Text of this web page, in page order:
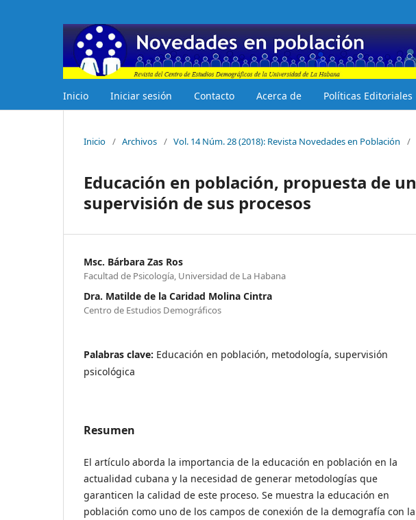
Inicio Iniciar sesión Contacto Acerca de Políticas Editoriales
Inicio / Archivos / Vol. 14 Núm. 28 (2018): Revista Novedades en Población /
Educación en población, propuesta de
supervisión de sus procesos
Msc. Bárbara Zas Ros
Facultad de Psicología, Universidad de La Habana
Dra. Matilde de la Caridad Molina Cintra
Centro de Estudios Demográficos
Palabras clave: Educación en población, metodología, supervisión
psicológica
Resumen
El artículo aborda la importancia de la educación en población en la
actualidad cubana y la necesidad de generar metodologías que
garanticen la calidad de este proceso. Se muestra la educación en
población como uno de los campos de conexión de la demografía con la